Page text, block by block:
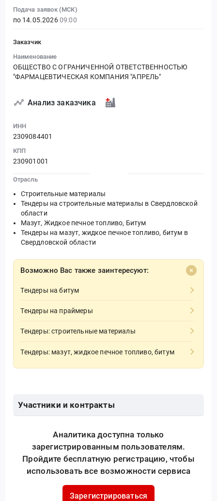
Подача заявок (МСК)
по 14.05.202609:00
Заказчик
Наименование
ОБЩЕСТВО С ОГРАНИЧЕННОЙ ОТВЕТСТВЕННОСТЬЮ
"ФАРМАЦЕВТИЧЕСКАЯ КОМПАНИЯ "АПРЕЛЬ"
Анализ заказчика
ИНН
2309084401
КПП
230901001
Отрасль
Строительные материалы
Тендеры на строительные материалы в Свердловской
области
Мазут, Жидкое печное топливо, Битум
Тендеры на мазут, жидкое печное топливо, битум в
Свердловской области
Возможно Вас также заинтересуют:
Тендеры на битум
Тендеры на праймеры
Тендеры: строительные материалы
Тендеры: мазут, жидкое печное топливо, битум
Участники и контракты
Аналитика доступна только
зарегистрированным пользователям.
Пройдите бесплатную регистрацию, чтобы
использовать все возможности сервиса
Зарегистрироваться